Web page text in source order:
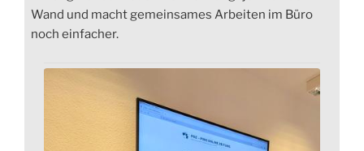
Wand und macht gemeinsames Arbeiten im Büro
noch einfacher.